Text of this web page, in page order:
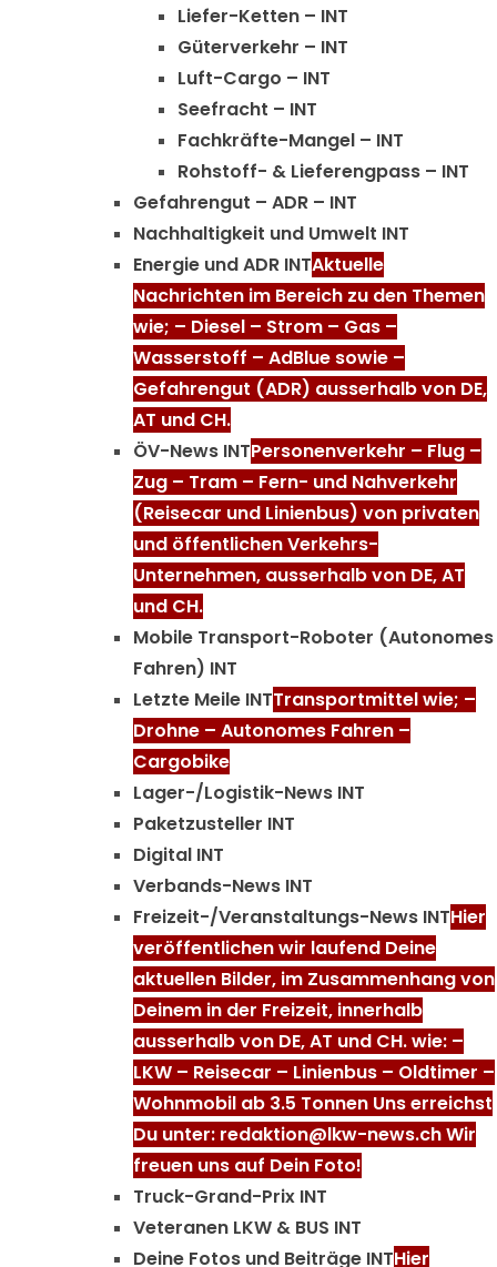
Liefer-Ketten – INT
Güterverkehr – INT
Luft-Cargo – INT
Seefracht – INT
Fachkräfte-Mangel – INT
Rohstoff- & Lieferengpass – INT
Gefahrengut – ADR – INT
Nachhaltigkeit und Umwelt INT
Energie und ADR INTAktuelle
Nachrichten im Bereich zu den Themen
wie; – Diesel – Strom – Gas –
Wasserstoff – AdBlue sowie –
Gefahrengut (ADR) ausserhalb von DE,
AT und CH.
ÖV-News INTPersonenverkehr – Flug –
Zug – Tram – Fern- und Nahverkehr
(Reisecar und Linienbus) von privaten
und öffentlichen Verkehrs-
Unternehmen, ausserhalb von DE, AT
und CH.
Mobile Transport-Roboter (Autonomes
Fahren) INT
Letzte Meile INTTransportmittel wie; –
Drohne – Autonomes Fahren –
Cargobike
Lager-/Logistik-News INT
Paketzusteller INT
Digital INT
Verbands-News INT
Freizeit-/Veranstaltungs-News INTHier
veröffentlichen wir laufend Deine
aktuellen Bilder, im Zusammenhang von
Deinem in der Freizeit, innerhalb
ausserhalb von DE, AT und CH. wie: –
LKW – Reisecar – Linienbus – Oldtimer –
Wohnmobil ab 3.5 Tonnen Uns erreichst
Du unter: redaktion@lkw-news.ch Wir
freuen uns auf Dein Foto!
Truck-Grand-Prix INT
Veteranen LKW & BUS INT
Deine Fotos und Beiträge INTHier